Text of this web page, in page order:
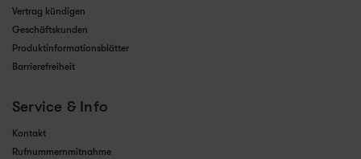
Vertrag kündigen
Geschäftskunden
Produktinformationsblätter
Barrierefreiheit
Service & Info
Kontakt
Rufnummernmitnahme